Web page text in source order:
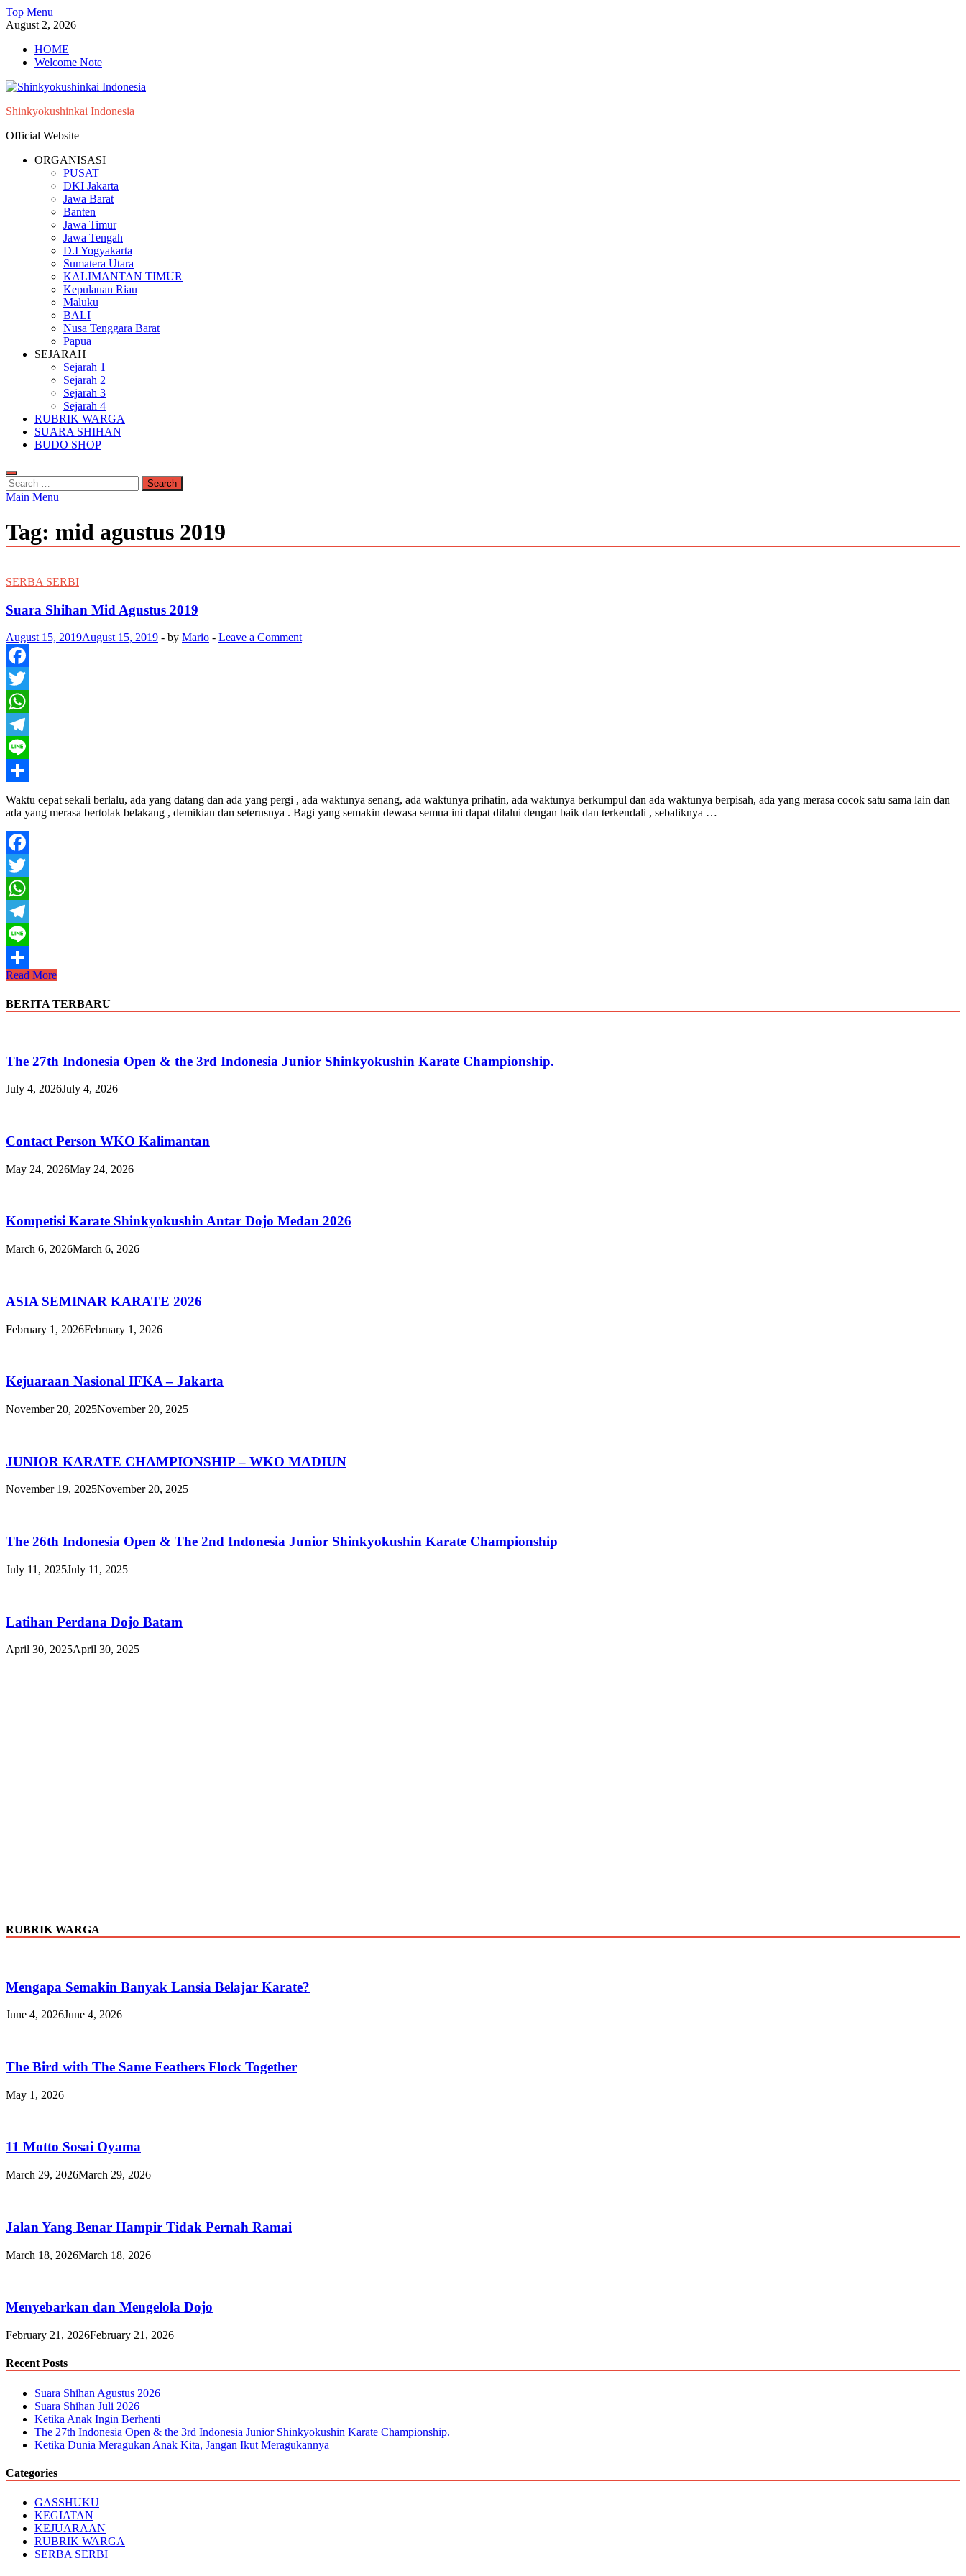
Skip
to
Top Menu
August 2, 2026
HOME
Welcome Note
Shinkyokushinkai Indonesia
Official Website
ORGANISASI
PUSAT
DKI Jakarta
Jawa Barat
Banten
Jawa Timur
Jawa Tengah
D.I Yogyakarta
Sumatera Utara
KALIMANTAN TIMUR
Kepulauan Riau
Maluku
BALI
Nusa Tenggara Barat
Papua
SEJARAH
Sejarah 1
Sejarah 2
Sejarah 3
Sejarah 4
RUBRIK WARGA
SUARA SHIHAN
BUDO SHOP
Search
for:
Main Menu
Tag: mid agustus 2019
SERBA SERBI
Suara Shihan Mid Agustus 2019
August 15, 2019August 15, 2019 - by Mario - Leave a Comment
Facebook
Twitter
WhatsApp
Telegram
Line
Share
Waktu cepat sekali berlalu, ada yang datang dan ada yang pergi , ada waktunya senang, ada waktunya prihatin, ada waktunya berkumpul dan ada waktunya berpisah, ada yang merasa cocok satu sama lain dan
ada yang merasa bertolak belakang , demikian dan seterusnya . Bagi yang semakin dewasa semua ini dapat dilalui dengan baik dan terkendali , sebaliknya …
Facebook
Twitter
WhatsApp
Telegram
Line
Share
Suara
Mid
Agustus
Read More
BERITA TERBARU
The 27th Indonesia Open & the 3rd Indonesia Junior Shinkyokushin Karate Championship.
July 4, 2026July 4, 2026
Contact Person WKO Kalimantan
May 24, 2026May 24, 2026
Kompetisi Karate Shinkyokushin Antar Dojo Medan 2026
March 6, 2026March 6, 2026
ASIA SEMINAR KARATE 2026
February 1, 2026February 1, 2026
Kejuaraan Nasional IFKA – Jakarta
November 20, 2025November 20, 2025
JUNIOR KARATE CHAMPIONSHIP – WKO MADIUN
November 19, 2025November 20, 2025
The 26th Indonesia Open & The 2nd Indonesia Junior Shinkyokushin Karate Championship
July 11, 2025July 11, 2025
Latihan Perdana Dojo Batam
April 30, 2025April 30, 2025
RUBRIK WARGA
Mengapa Semakin Banyak Lansia Belajar Karate?
June 4, 2026June 4, 2026
The Bird with The Same Feathers Flock Together
May 1, 2026
11 Motto Sosai Oyama
March 29, 2026March 29, 2026
Jalan Yang Benar Hampir Tidak Pernah Ramai
March 18, 2026March 18, 2026
Menyebarkan dan Mengelola Dojo
February 21, 2026February 21, 2026
Recent Posts
Suara Shihan Agustus 2026
Suara Shihan Juli 2026
Ketika Anak Ingin Berhenti
The 27th Indonesia Open & the 3rd Indonesia Junior Shinkyokushin Karate Championship.
Ketika Dunia Meragukan Anak Kita, Jangan Ikut Meragukannya
Categories
GASSHUKU
KEGIATAN
KEJUARAAN
RUBRIK WARGA
SERBA SERBI